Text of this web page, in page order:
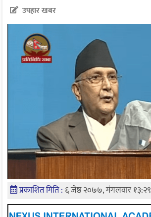
उपहार खबर
प्रकाशित मिति : ६ जेष्ठ २०७७, मंगलवार १३:२९